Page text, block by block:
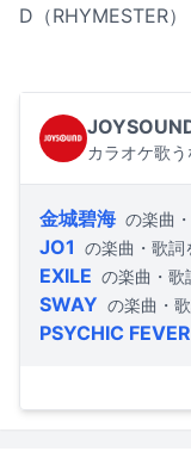
D（RHYMESTER
カラオケ歌
金城碧海 の楽曲
JO1 の楽曲・歌詞
EXILE の楽曲・歌
SWAY の楽曲・
PSYCHIC FEVER